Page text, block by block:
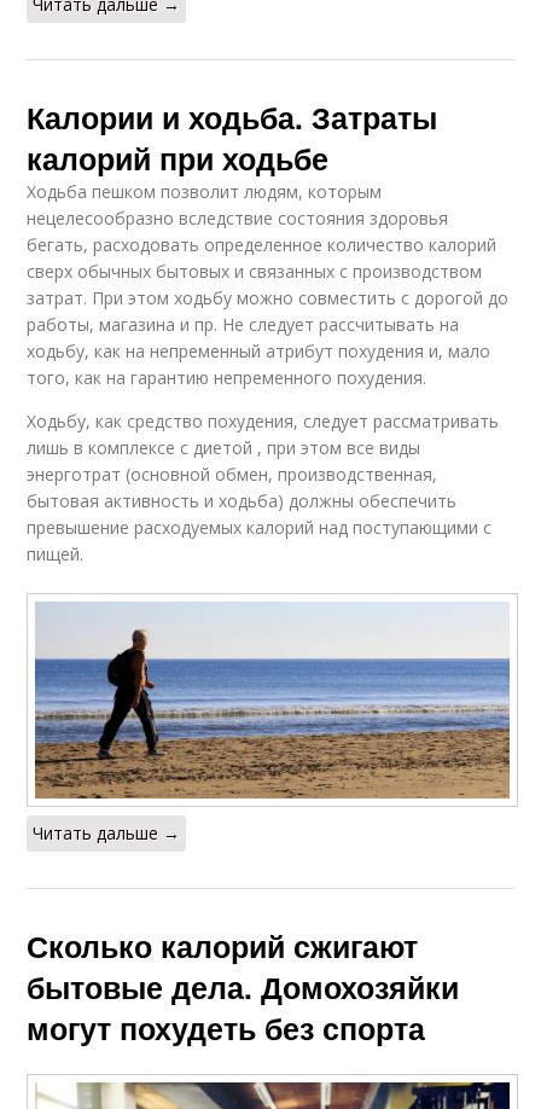
Калории и ходьба. Затраты
калорий при ходьбе
Ходьба пешком позволит людям, которым
нецелесообразно вследствие состояния здоровья
бегать, расходовать определенное количество калорий
сверх обычных бытовых и связанных с производством
затрат. При этом ходьбу можно совместить с дорогой до
работы, магазина и пр. Не следует рассчитывать на
ходьбу, как на непременный атрибут похудения и, мало
того, как на гарантию непременного похудения.
Ходьбу, как средство похудения, следует рассматривать
лишь в комплексе с диетой , при этом все виды
энерготрат (основной обмен, производственная,
бытовая активность и ходьба) должны обеспечить
превышение расходуемых калорий над поступающими с
пищей.
Читать дальше →
Сколько калорий сжигают
бытовые дела. Домохозяйки
могут похудеть без спорта